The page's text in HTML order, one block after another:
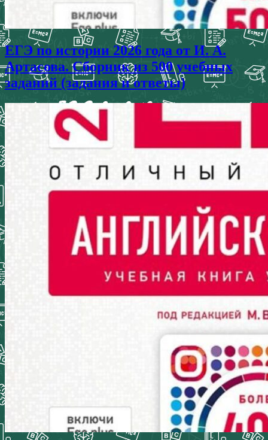
ЕГЭ по истории 2026 года от И. А.
Артасова. Сборник из 500 учебных
заданий (задания и ответы)